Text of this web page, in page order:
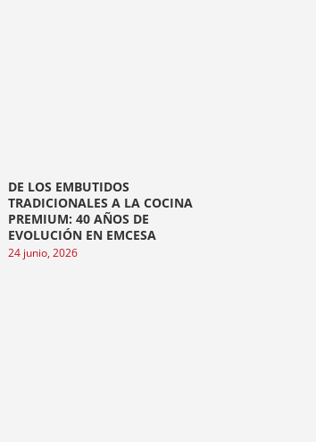
DE LOS EMBUTIDOS
TRADICIONALES A LA COCINA
PREMIUM: 40 AÑOS DE
EVOLUCIÓN EN EMCESA
24 junio, 2026